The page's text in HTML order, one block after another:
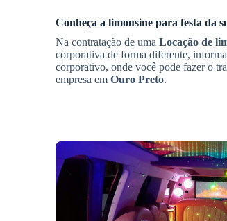
Conheça a limousine para festa da
Na contratação de uma Locação de
corporativa de forma diferente,
corporativo, onde você pode fazer o
empresa em Ouro Preto.